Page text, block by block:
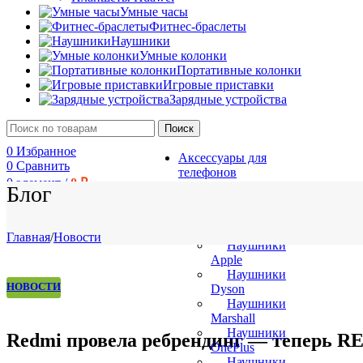
Умные часы
Фитнес-браслеты
Наушники
Умные колонки
Портативные колонки
Игровые приставки
Зарядные устройства
Аксессуары для
телефонов
Наушники
Apple
Наушники
Dyson
Наушники
Marshall
Наушники
OnePlus
Поиск
0 Избранное
0 Сравнить
0 элемент / 0 ₽
Блог
Главная/Новости
НОВОСТИ
Redmi провела ребрендинг — теперь